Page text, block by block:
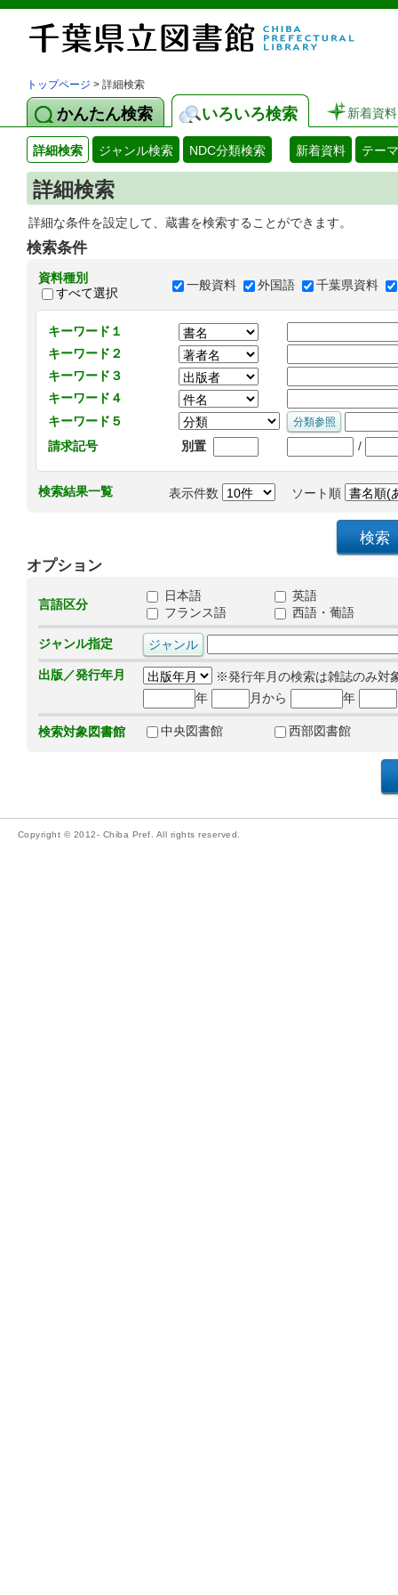
トップページ > 詳細検索
かんたん検索 いろいろ検索 新着資料
詳細検索 ジャンル検索 NDC分類検索 新着資料 テー
詳細検索
詳細な条件を設定して、蔵書を検索することができます。
検索条件
資料種別
すべて選択
一般資料 外国語 千葉県資料
キーワード１
キーワード２
キーワード３
キーワード４
キーワード５
請求記号
別置 /
検索結果一覧 表示件数 ソート順
オプション
言語区分
日本語
英語
フランス語
西語・葡語
ジャンル指定
出版／発行年月
※発行年月の検索は雑誌のみ対
年
月から 年
検索対象図書館 中央図書館 西部図書館
Copyright © 2012- Chiba Pref. All rights reserved.